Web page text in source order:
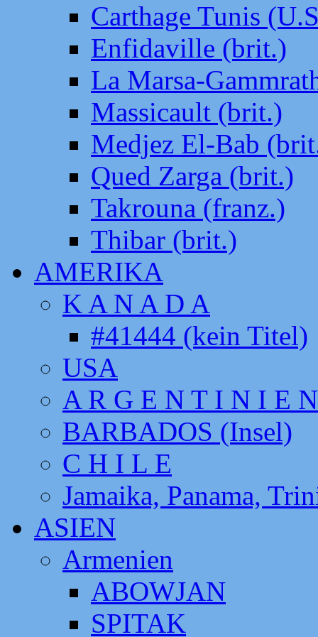
Carthage Tunis
Enfidaville (brit.)
La Marsa-
Massicault (brit.)
Medjez El-Bab
Qued Zarga (brit.)
Takrouna (franz.)
Thibar (brit.)
AMERIKA
K A N A D A
#41444 (kein Titel)
USA
A R G E N T I N I E N
BARBADOS (Insel)
C H I L E
Jamaika, Panama,
ASIEN
Armenien
ABOWJAN
SPITAK